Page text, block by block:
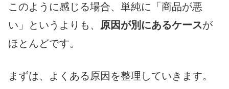
このように感じる場合、単純に「商品が悪
い」というよりも、 原因が別にあるケースが
ほとんどです。
まずは、よくある原因を整理していきます。